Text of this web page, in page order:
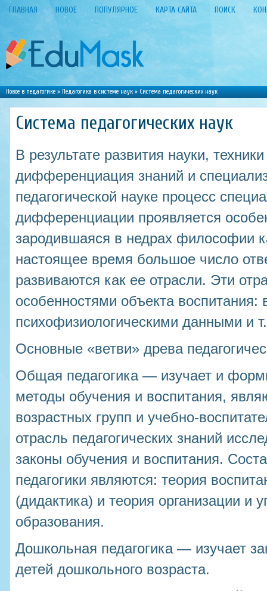
ГЛАВНАЯ НОВОЕ ПОПУЛЯРНОЕ КАРТА САЙТА ПОИСК
Новое в педагогике»Педагогика в системе наук» Система педагогических наук
Система педагогических наук
В результате развития науки,
дифференциация знаний и
педагогической науке процесс
дифференциации проявляется
зародившаяся в недрах философии
настоящее время большое число
развиваются как ее отрасли. Эти
особенностями объекта
психофизиологическими данными и
Основные «ветви» древа
Общая педагогика — изучает и
методы обучения и воспитания,
возрастных групп и учебно-
отрасль педагогических знаний
законы обучения и воспитания.
педагогики являются: теория
(дидактика) и теория организации и
образования.
Дошкольная педагогика — изучает
детей дошкольного возраста.